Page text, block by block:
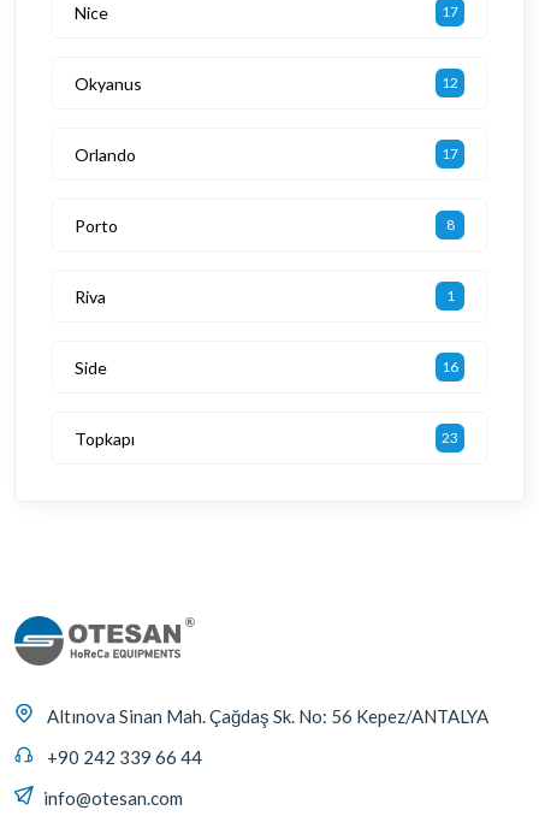
Nice 17
Okyanus 12
Orlando 17
Porto 8
Riva 1
Side 16
Topkapı 23
Altınova Sinan Mah. Çağdaş Sk. No: 56 Kepez/ANTALYA
+90 242 339 66 44
info@otesan.com